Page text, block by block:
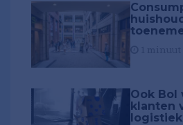
Ook Bol
klanten